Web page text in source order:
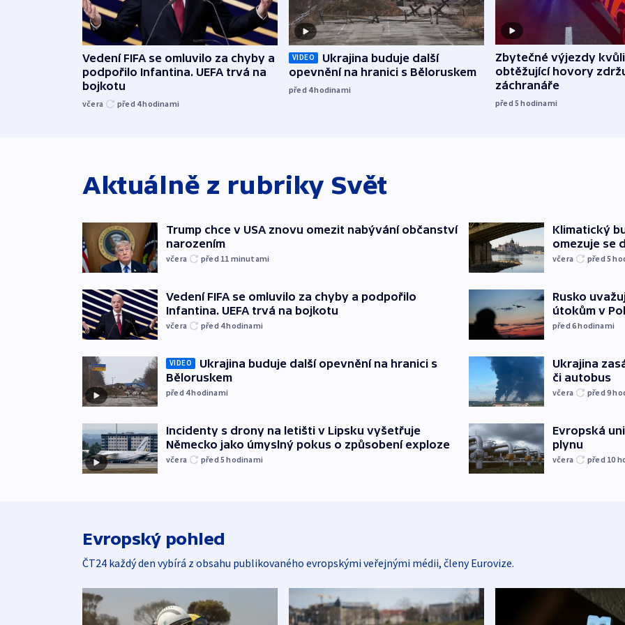
Vedení FIFA se omluvilo za chyby a
podpořilo Infantina. UEFA trvá na
bojkotu
včera před 4hodinami
VIDEO
Ukrajina buduje další
opevnění na hranici s Běloruskem
před 4hodinami
Zbytečné výjezdy kvůli
obtěžující hovory
záchranáře
před 5hodinami
Aktuálně z rubriky Svět
Trump chce v USA znovu omezit nabývání občanství
narozením
včera před 11 minutami
Vedení FIFA se omluvilo za chyby a podpořilo
Infantina. UEFA trvá na bojkotu
včera před 4hodinami
VIDEO
Ukrajina buduje další opevnění na hranici s
Běloruskem
před 4hodinami
Incidenty s drony na letišti v Lipsku vyšetřuje
Německo jako úmyslný pokus o způsobení exploze
včera před 5hodinami
Klimatický
omezuje se
včera před 5
Rusko
útokům v
před 6hodinami
Ukrajina
či autobus
včera před 9
Evropská
plynu
včera před 10
Evropský pohled
ČT24 každý den vybírá z obsahu publikovaného evropskými veřejnými médii, členy Eurovize.